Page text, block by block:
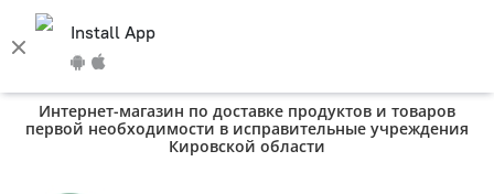
Install App
Интернет-магазин по доставке продуктов и товаров
первой необходимости в исправительные учреждения
Кировской области